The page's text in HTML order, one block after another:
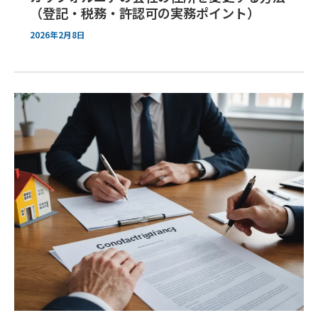
（登記・税務・許認可の実務ポイント）
2026年2月8日